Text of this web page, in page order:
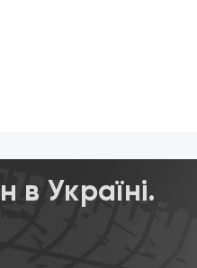
Україні.